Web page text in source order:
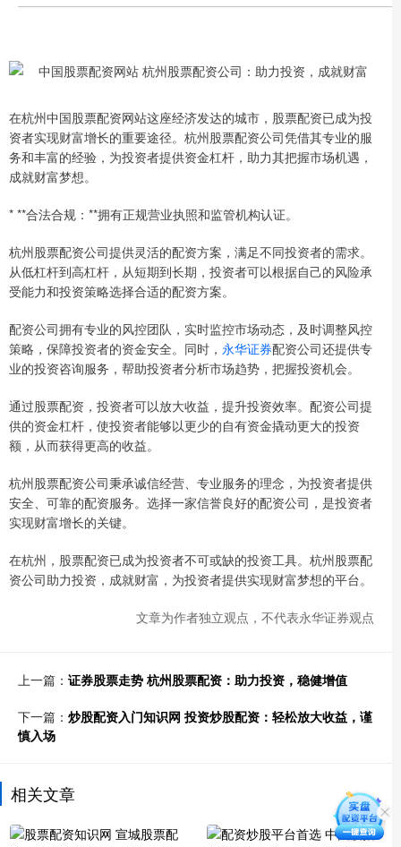
在杭州中国股票配资网站这座经济发达的城市，股票配资已成为投
资者实现财富增长的重要途径。杭州股票配资公司凭借其专业的服
务和丰富的经验，为投资者提供资金杠杆，助力其把握市场机遇，
成就财富梦想。
* **合法合规：**拥有正规营业执照和监管机构认证。
杭州股票配资公司提供灵活的配资方案，满足不同投资者的需求。
从低杠杆到高杠杆，从短期到长期，投资者可以根据自己的风险承
受能力和投资策略选择合适的配资方案。
配资公司拥有专业的风控团队，实时监控市场动态，及时调整风控
策略，保障投资者的资金安全。同时， 永华证券配资公司还提供专
业的投资咨询服务，帮助投资者分析市场趋势，把握投资机会。
通过股票配资，投资者可以放大收益，提升投资效率。配资公司提
供的资金杠杆，使投资者能够以更少的自有资金撬动更大的投资
额，从而获得更高的收益。
杭州股票配资公司秉承诚信经营、专业服务的理念，为投资者提供
安全、可靠的配资服务。选择一家信誉良好的配资公司，是投资者
实现财富增长的关键。
在杭州，股票配资已成为投资者不可或缺的投资工具。杭州股票配
资公司助力投资，成就财富，为投资者提供实现财富梦想的平台。
文章为作者独立观点，不代表永华证券观点
上一篇： 证券股票走势 杭州股票配资：助力投资，稳健增值
下一篇： 炒股配资入门知识网 投资炒股配资：轻松放大收益，谨
慎入场
相关文章